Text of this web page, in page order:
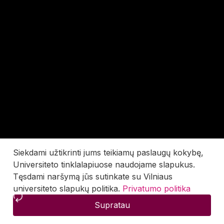
Siekdami užtikrinti jums teikiamų paslaugų kokybę,
Universiteto tinklalapiuose naudojame slapukus.
Tęsdami naršymą jūs sutinkate su Vilniaus
universiteto slapukų politika. Privatumo politika
Supratau